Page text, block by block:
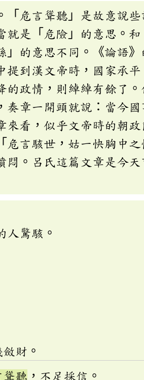
「危言聳聽」是故意說
就是「危險」的意思。
」的意思不同。《論語
提到漢文帝時，國家承
的政情，則綽綽有餘了
奏章一開頭就說：當今
來看，似乎文帝時的朝
危言駭世，姑一快胸中
悶。呂氏這篇文章是今
人驚駭。
斂財。
聳聽 ，不足採信。